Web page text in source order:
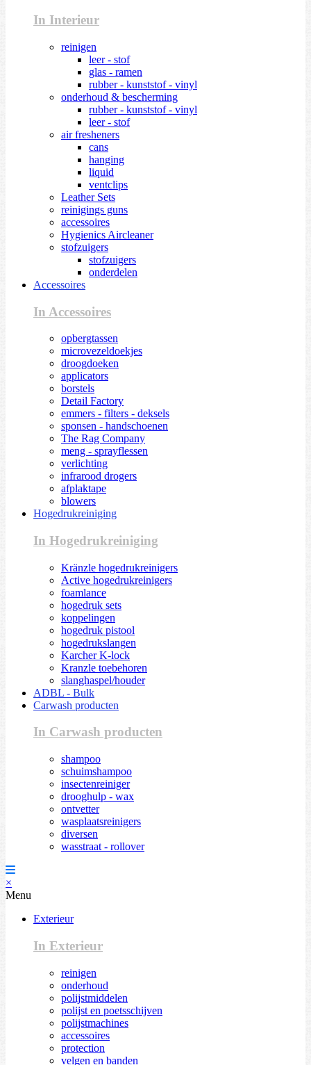
In Interieur
reinigen
leer - stof
glas - ramen
rubber - kunststof - vinyl
onderhoud & bescherming
rubber - kunststof - vinyl
leer - stof
air fresheners
cans
hanging
liquid
ventclips
Leather Sets
reinigings guns
accessoires
Hygienics Aircleaner
stofzuigers
stofzuigers
onderdelen
Accessoires
In Accessoires
opbergtassen
microvezeldoekjes
droogdoeken
applicators
borstels
Detail Factory
emmers - filters - deksels
sponsen - handschoenen
The Rag Company
meng - sprayflessen
verlichting
infrarood drogers
afplaktape
blowers
Hogedrukreiniging
In Hogedrukreiniging
Kränzle hogedrukreinigers
Active hogedrukreinigers
foamlance
hogedruk sets
koppelingen
hogedruk pistool
hogedrukslangen
Karcher K-lock
Kranzle toebehoren
slanghaspel/houder
ADBL - Bulk
Carwash producten
In Carwash producten
shampoo
schuimshampoo
insectenreiniger
drooghulp - wax
ontvetter
wasplaatsreinigers
diversen
wasstraat - rollover
×
Menu
Exterieur
In Exterieur
reinigen
onderhoud
polijstmiddelen
polijst en poetsschijven
polijstmachines
accessoires
protection
velgen en banden